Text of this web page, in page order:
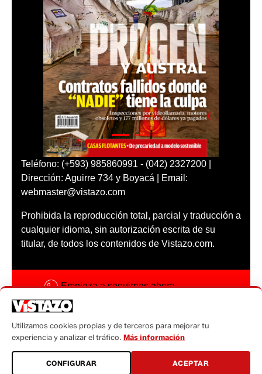
Teléfono: (+593) 985860991 - (042) 2327200 |
Dirección: Aguirre 734 y Boyacá | Email:
webmaster@vistazo.com
Prohibida la reproducción total, parcial y traducción a
cualquier idioma, sin autorización escrita de su
titular, de todos los contenidos de Vistazo.com.
Empieza a seguirnos ahora
Código ética
Sugerencias a:
sugerencias@vistazo.com
Utilizamos cookies propias y de terceros para mejorar tu
experiencia y analizar el tráfico. Más información
CONFIGURAR ACEPTAR